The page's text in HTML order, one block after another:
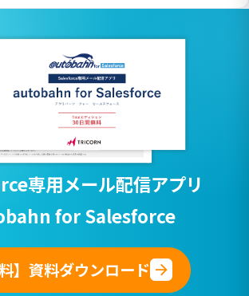
専用メール配信アプリ
for Salesforce
料】資料ダウンロード